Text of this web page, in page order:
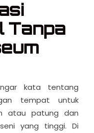
Tanpa
kata tentang
tempat untuk
atau patung dan
yang tinggi. Di